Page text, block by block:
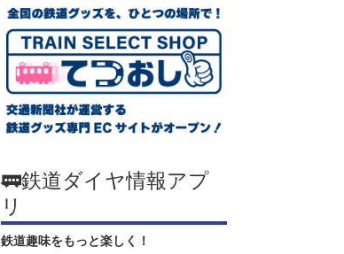
🚃鉄道ダイヤ情報アプ
リ
鉄道趣味をもっと楽しく！